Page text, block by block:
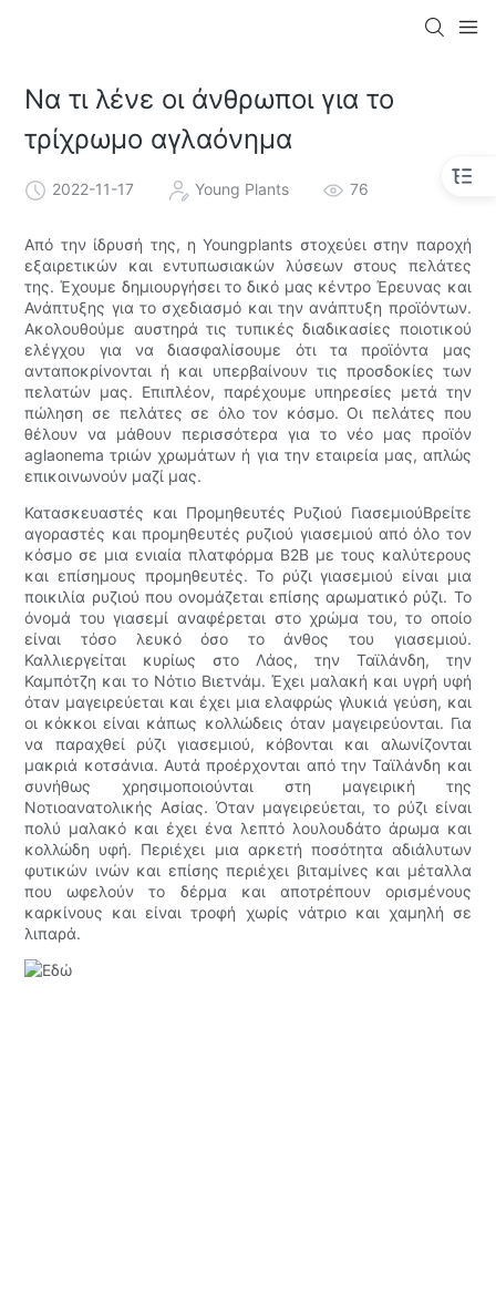
Να τι λένε οι άνθρωποι για το
τρίχρωμο αγλαόνημα
2022-11-17 Young Plants 76
Από την ίδρυσή της, η Youngplants στοχεύει στην παροχή
εξαιρετικών και εντυπωσιακών λύσεων στους πελάτες
της. Έχουμε δημιουργήσει το δικό μας κέντρο Έρευνας και
Ανάπτυξης για το σχεδιασμό και την ανάπτυξη προϊόντων.
Ακολουθούμε αυστηρά τις τυπικές διαδικασίες ποιοτικού
ελέγχου για να διασφαλίσουμε ότι τα προϊόντα μας
ανταποκρίνονται ή και υπερβαίνουν τις προσδοκίες των
πελατών μας. Επιπλέον, παρέχουμε υπηρεσίες μετά την
πώληση σε πελάτες σε όλο τον κόσμο. Οι πελάτες που
θέλουν να μάθουν περισσότερα για το νέο μας προϊόν
aglaonema τριών χρωμάτων ή για την εταιρεία μας, απλώς
επικοινωνούν μαζί μας.
Κατασκευαστές και Προμηθευτές Ρυζιού ΓιασεμιούΒρείτε
αγοραστές και προμηθευτές ρυζιού γιασεμιού από όλο τον
κόσμο σε μια ενιαία πλατφόρμα B2B με τους καλύτερους
και επίσημους προμηθευτές. Το ρύζι γιασεμιού είναι μια
ποικιλία ρυζιού που ονομάζεται επίσης αρωματικό ρύζι. Το
όνομά του γιασεμί αναφέρεται στο χρώμα του, το οποίο
είναι τόσο λευκό όσο το άνθος του γιασεμιού.
Καλλιεργείται κυρίως στο Λάος, την Ταϊλάνδη, την
Καμπότζη και το Νότιο Βιετνάμ. Έχει μαλακή και υγρή υφή
όταν μαγειρεύεται και έχει μια ελαφρώς γλυκιά γεύση, και
οι κόκκοι είναι κάπως κολλώδεις όταν μαγειρεύονται. Για
να παραχθεί ρύζι γιασεμιού, κόβονται και αλωνίζονται
μακριά κοτσάνια. Αυτά προέρχονται από την Ταϊλάνδη και
συνήθως χρησιμοποιούνται στη μαγειρική της
Νοτιοανατολικής Ασίας. Όταν μαγειρεύεται, το ρύζι είναι
πολύ μαλακό και έχει ένα λεπτό λουλουδάτο άρωμα και
κολλώδη υφή. Περιέχει μια αρκετή ποσότητα αδιάλυτων
φυτικών ινών και επίσης περιέχει βιταμίνες και μέταλλα
που ωφελούν το δέρμα και αποτρέπουν ορισμένους
καρκίνους και είναι τροφή χωρίς νάτριο και χαμηλή σε
λιπαρά.